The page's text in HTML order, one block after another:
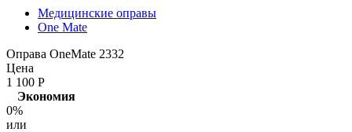
Медицинские оправы
One Mate
Оправа OneMate 2332
Цена
1 100 Р
Экономия
0%
или